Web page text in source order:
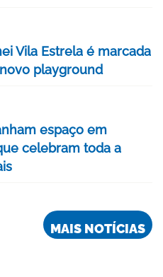
Vila Estrela é marcada
playground
espaço em
celebram toda a
MAIS NOTÍCIAS